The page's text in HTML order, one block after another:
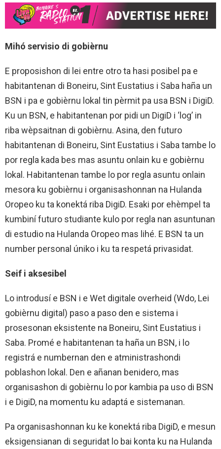
Mihó servisio di gobièrnu
E proposishon di lei entre otro ta hasi posibel pa e
habitantenan di Boneiru, Sint Eustatius i Saba haña un
BSN i pa e gobièrnu lokal tin pèrmit pa usa BSN i DigiD.
Ku un BSN, e habitantenan por pidi un DigiD i ‘log’ in
riba wèpsaitnan di gobièrnu. Asina, den futuro
habitantenan di Boneiru, Sint Eustatius i Saba tambe lo
por regla kada bes mas asuntu onlain ku e gobièrnu
lokal. Habitantenan tambe lo por regla asuntu onlain
mesora ku gobièrnu i organisashonnan na Hulanda
Oropeo ku ta konektá riba DigiD. Esaki por ehèmpel ta
kumbiní futuro studiante kulo por regla nan asuntunan
di estudio na Hulanda Oropeo mas lihé. E BSN ta un
number personal úniko i ku ta respetá privasidat.
Seif i aksesibel
Lo introdusí e BSN i e Wet digitale overheid (Wdo, Lei
gobièrnu digital) paso a paso den e sistema i
prosesonan eksistente na Boneiru, Sint Eustatius i
Saba. Promé e habitantenan ta haña un BSN, i lo
registrá e numbernan den e atministrashondi
poblashon lokal. Den e añanan benidero, mas
organisashon di gobièrnu lo por kambia pa uso di BSN
i e DigiD, na momentu ku adaptá e sistemanan.
Pa organisashonnan ku ke konektá riba DigiD, e mesun
eksigensianan di seguridat lo bai konta ku na Hulanda